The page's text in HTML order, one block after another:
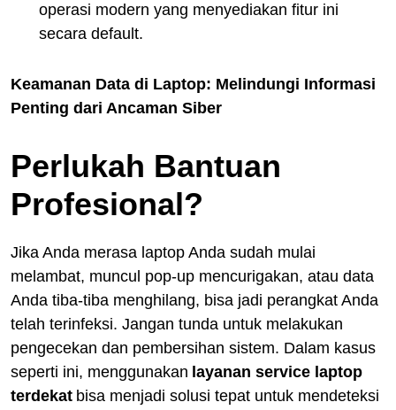
operasi modern yang menyediakan fitur ini
secara default.
Keamanan Data di Laptop: Melindungi Informasi
Penting dari Ancaman Siber
Perlukah Bantuan
Profesional?
Jika Anda merasa laptop Anda sudah mulai
melambat, muncul pop-up mencurigakan, atau data
Anda tiba-tiba menghilang, bisa jadi perangkat Anda
telah terinfeksi. Jangan tunda untuk melakukan
pengecekan dan pembersihan sistem. Dalam kasus
seperti ini, menggunakan layanan service laptop
terdekat bisa menjadi solusi tepat untuk mendeteksi